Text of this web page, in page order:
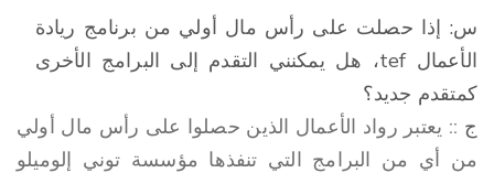
س: إذا حصلت على رأس مال أولي من برنامج ريادة
الأعمال tef، هل يمكنني التقدم إلى البرامج الأخرى
كمتقدم جديد؟
ج :: يعتبر رواد الأعمال الذين حصلوا على رأس مال أولي
من أي من البرامج التي تنفذها مؤسسة توني إلوميلو